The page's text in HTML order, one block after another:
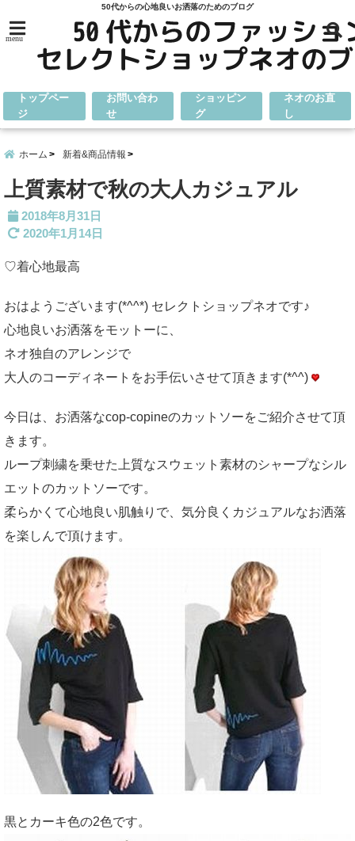
50代からの心地良いお洒落のためのブログ
menu
トップペー
ジ
お問い合わ
せ
ショッピン
グ
ネオのお直
し
ホーム 新着&商品情報
上質素材で秋の大人カジュアル
2018年8月31日
2020年1月14日
♡着心地最高
おはようございます(*^^*) セレクトショップネオです♪
心地良いお洒落をモットーに、
ネオ独自のアレンジで
大人のコーディネートをお手伝いさせて頂きます(*^^)
今日は、お洒落なcop-copineのカットソーをご紹介させて頂
きます。
ループ刺繍を乗せた上質なスウェット素材のシャープなシル
エットのカットソーです。
柔らかくて心地良い肌触りで、気分良くカジュアルなお洒落
を楽しんで頂けます。
黒とカーキ色の2色です。